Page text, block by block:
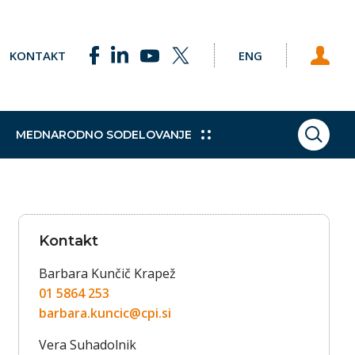
ENG
KONTAKT
Trajnostni razvoj
MEDNARODNO SODELOVANJE
Svetu EUKontakt
Barbara Kunčič Krapež
01 5864 253
barbara.kuncic@cpi.si
Vera Suhadolnik